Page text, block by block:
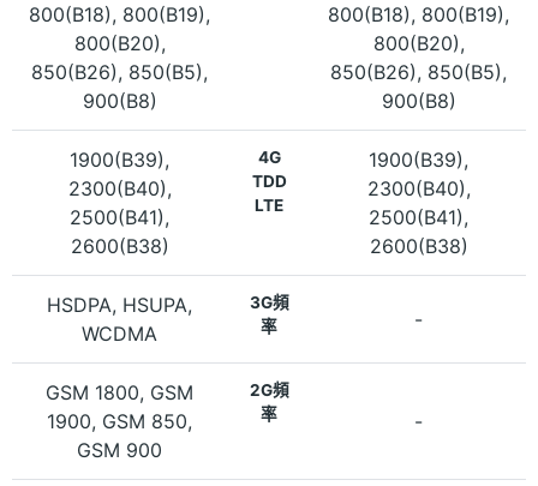
800(B18), 800(B19),
800(B20),
850(B26), 850(B5),
900(B8)
800(B18), 800(B19),
800(B20),
850(B26), 850(B5),
900(B8)
1900(B39),
2300(B40),
2500(B41),
2600(B38)
4G
TDD
LTE
1900(B39),
2300(B40),
2500(B41),
2600(B38)
HSDPA, HSUPA,
WCDMA
3G頻
率
-
GSM 1800, GSM
1900, GSM 850,
GSM 900
2G頻
率
-